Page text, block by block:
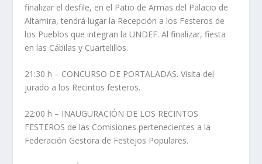
finalizar el desfile, en el Patio de Armas del Palacio de
Altamira, tendrá lugar la Recepción a los Festeros de
los Pueblos que integran la UNDEF. Al finalizar, fiesta
en las Cábilas y Cuartelillos.
21:30 h – CONCURSO DE PORTALADAS. Visita del
jurado a los Recintos festeros.
22:00 h – INAUGURACIÓN DE LOS RECINTOS
FESTEROS de las Comisiones pertenecientes a la
Federación Gestora de Festejos Populares.